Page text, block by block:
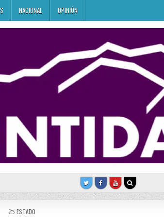
NACIONAL OPINIÓN
POSTED
ESTADO